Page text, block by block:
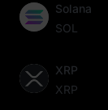
Solana
SOL
XRP
XRP